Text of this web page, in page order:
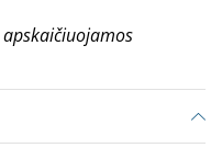
apskaičiuojamos